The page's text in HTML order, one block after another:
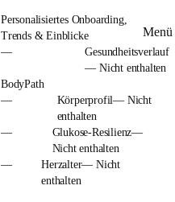
Menü
Personalisiertes Onboarding,
Trends & Einblicke
—
Gesundheitsverlauf
— Nicht enthalten
BodyPath
—
Körperprofil— Nicht
enthalten
—
Glukose-Resilienz—
Nicht enthalten
—
Herzalter— Nicht
enthalten